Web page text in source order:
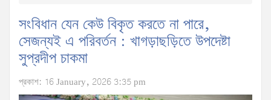
সংবিধান যেন কেউ বিকৃত করতে না পারে,
সেজন্যই এ পরিবর্তন : খাগড়াছড়িতে উপদেষ্টা
সুপ্রদীপ চাকমা
প্রকাশ: 16 January, 2026 3:35 pm